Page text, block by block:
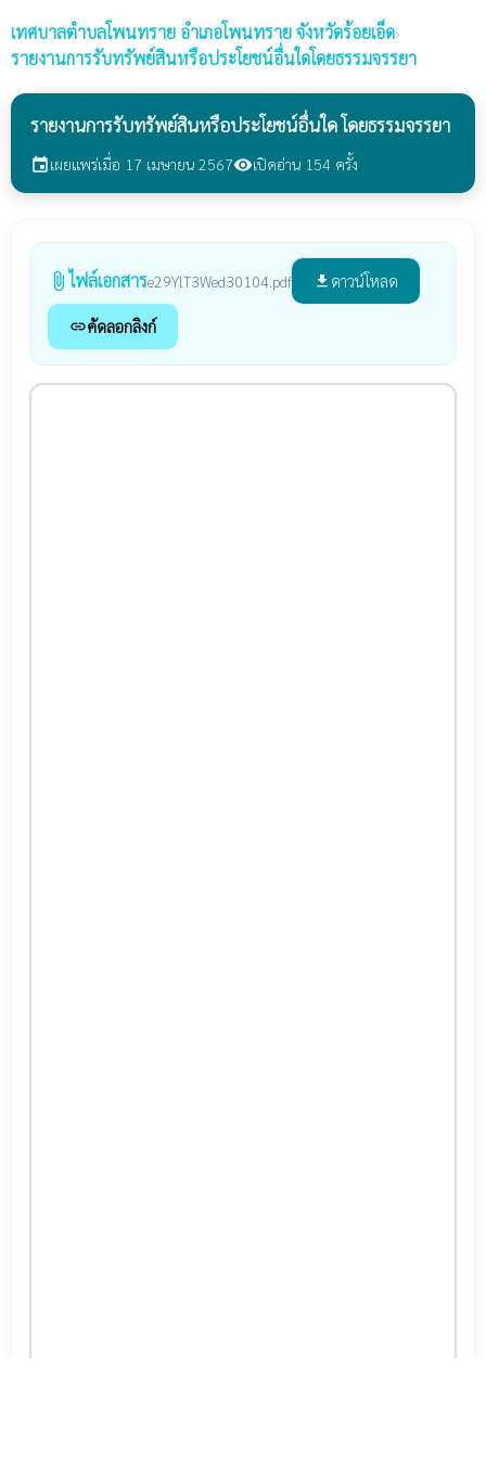
เทศบาลตำบลโพนทราย อำเภอโพนทราย จังหวัดร้อยเอ็ด›
รายงานการรับทรัพย์สินหรือประโยชน์อื่นใดโดยธรรมจรรยา
รายงานการรับทรัพย์สินหรือประโยชน์อื่นใด โดยธรรมจรรยา
eventเผยแพร่เมื่อ 17 เมษายน 2567visibilityเปิดอ่าน 154 ครั้ง
attach_file ไฟล์เอกสารe29YlT3Wed30104.pdf file_download ดาวน์โหลด
linkคัดลอกลิงก์